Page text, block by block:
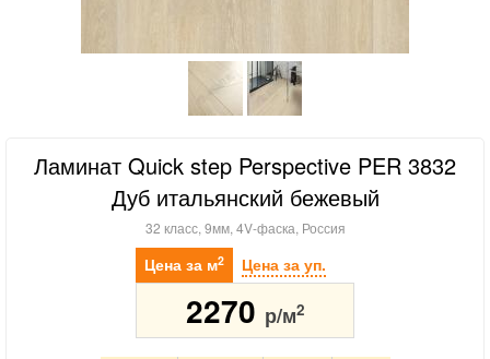
Ламинат Quick step Perspective PER 3832
Дуб итальянский бежевый
32 класс, 9мм, 4V-фаска, Россия
Цена за м2 Цена за уп.
2270 р/м2